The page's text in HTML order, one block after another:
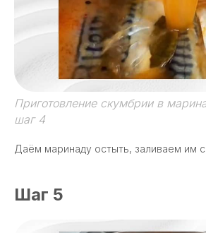
Приготовление скумбрии в
шаг 4
Даём маринаду остыть, заливаем им
Шаг 5